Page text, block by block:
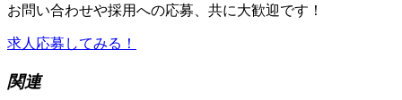
お問い合わせや採用への応募、共に大歓迎です！
求人応募してみる！
関連